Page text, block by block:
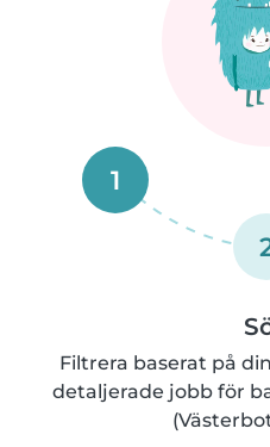
1
Filtrera baserat på
detaljerade jobb för